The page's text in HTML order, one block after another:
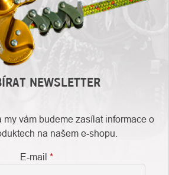
NEWSLETTER
my vám budeme zasílat informace o
na našem e-shopu.
E-mail